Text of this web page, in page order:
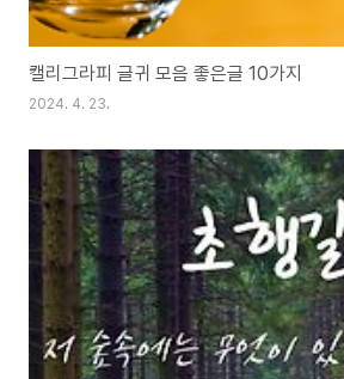
캘리그라피 글귀 모음 좋은글 10가지
2024. 4. 23.